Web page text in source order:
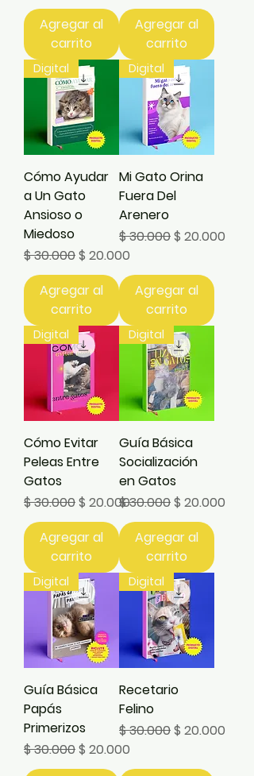
Agregar al
carrito
Agregar al
carrito
Digital
Cómo Ayudar
a Un Gato
Ansioso o
Miedoso
Precio
$ 30.000Precio de oferta
$ 20.000
Agregar al
carrito
Digital
Mi Gato Orina
Fuera Del
Arenero
Precio
$ 30.000Precio de
$ 20.000
Agregar al
carrito
Digital
Cómo Evitar
Peleas Entre
Gatos
Precio
$ 30.000Precio de oferta
$ 20.000
Agregar al
carrito
Digital
Guía Básica
Socialización
en Gatos
Precio
$ 30.000Precio de
$ 20.000
Agregar al
carrito
Digital
Guía Básica
Papás
Primerizos
Precio
$ 30.000Precio de oferta
$ 20.000
Digital
Recetario
Felino
Precio
$ 30.000Precio de
$ 20.000